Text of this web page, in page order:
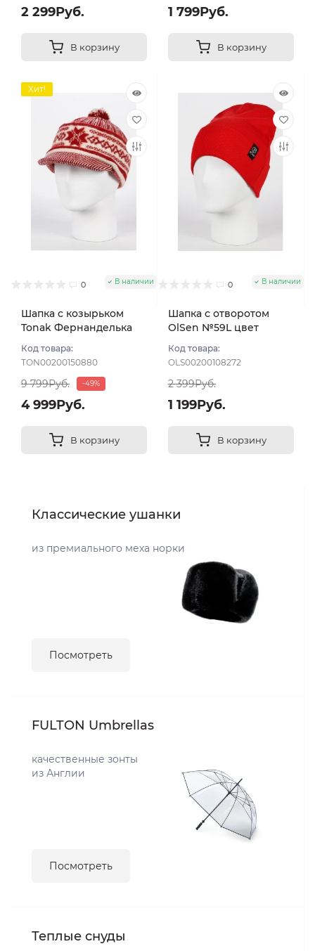
2 299Руб.
В корзину
1 799Руб.
В корзину
Хит!
0 В наличии
Шапка с козырьком
Tonak Фернанделька
красный/бел размер
56-59
Код товара:
TON00200150880
9 799Руб. -49%
4 999Руб.
В корзину
0 В наличии
Шапка с отворотом
OlSen №59L цвет
Код товара:
OLS00200108272
2 399Руб.
1 199Руб.
В корзину
Классические ушанки
из премиального меха норки
Посмотреть
FULTON Umbrellas
качественные зонты
из Англии
Посмотреть
Теплые снуды